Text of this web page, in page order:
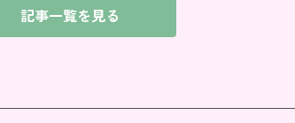
記事一覧を見る